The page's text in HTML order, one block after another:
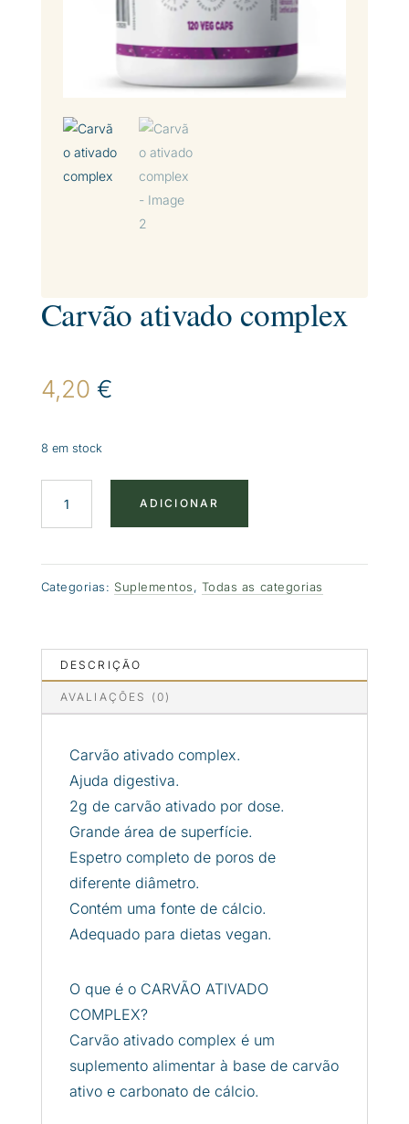
Carvão ativado complex
4,20 €
8 em stock
Carvão
complex
ADICIONAR
Categorias: Suplementos, Todas as categorias
DESCRIÇÃO
AVALIAÇÕES (0)
Carvão ativado complex.
Ajuda digestiva.
2g de carvão ativado por dose.
Grande área de superfície.
Espetro completo de poros de
diferente diâmetro.
Contém uma fonte de cálcio.
Adequado para dietas vegan.
O que é o CARVÃO ATIVADO
COMPLEX?
Carvão ativado complex é um
suplemento alimentar à base de carvão
ativo e carbonato de cálcio.